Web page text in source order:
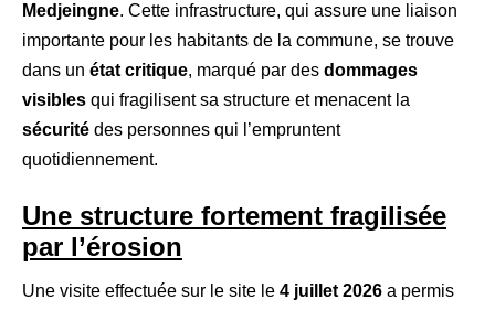
Medjeingne. Cette infrastructure, qui assure une liaison
importante pour les habitants de la commune, se trouve
dans un état critique, marqué par des dommages
visibles qui fragilisent sa structure et menacent la
sécurité des personnes qui l’empruntent
quotidiennement.
Une structure fortement fragilisée
par l’érosion
Une visite effectuée sur le site le 4 juillet 2026 a permis